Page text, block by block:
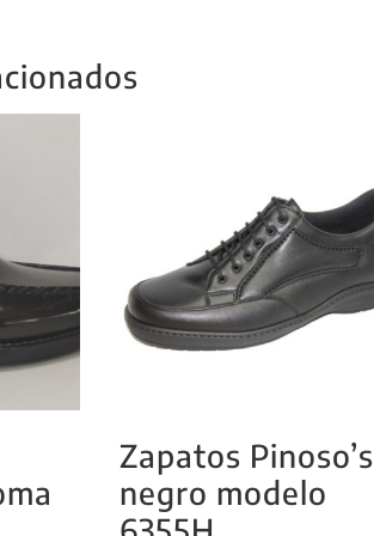
Zapatos Pinoso’s
negro modelo